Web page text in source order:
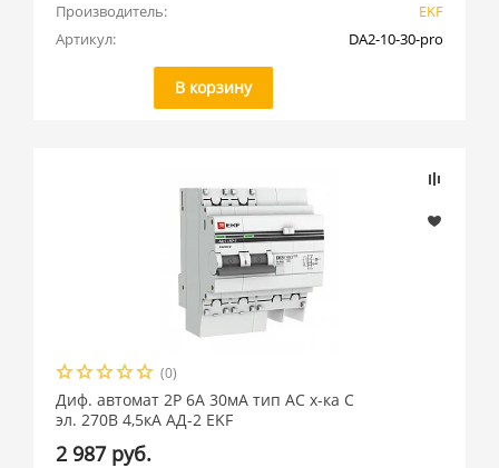
Производитель:
EKF
Артикул:
DA2-10-30-pro
В корзину
(0)
Диф. автомат 2Р 6А 30мА тип АС х-ка C
эл. 270В 4,5кА АД-2 EKF
2 987 руб.